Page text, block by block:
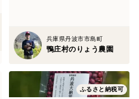
兵庫県丹波市市島町
鴨庄村のりょう農園
ふるさと納税可